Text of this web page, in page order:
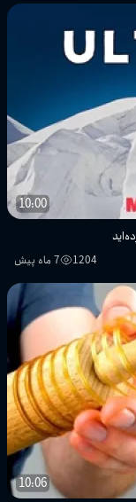
10:00
1204 7 ماه پیش
10:06